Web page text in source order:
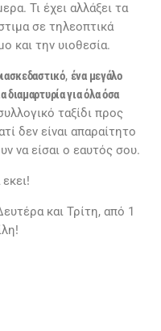
Τι έχει αλλάξει τα
σε τηλεοπτικά
και την υιοθεσία.
, ένα μεγάλο
διαμαρτυρία για όλα όσα
ταξίδι προς
δεν είναι απαραίτητο
να είσαι ο εαυτός σου.
και Τρίτη, από 1